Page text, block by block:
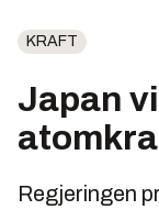
KRAFT
Japan
Regjeringen